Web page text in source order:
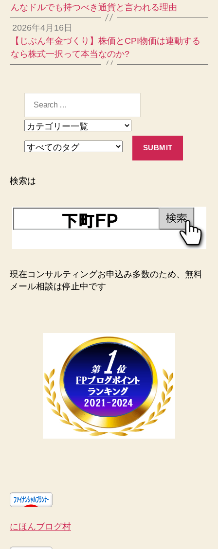
んなドルでも持つべき通貨と言われる理由
2026年4月16日
【じぶん年金づくり】株価とCPI物価は連動する
なら株式一択って本当なのか?
検索は
現在コンサルティングお申込み多数のため、無料
メール相談は停止中です
にほんブログ村